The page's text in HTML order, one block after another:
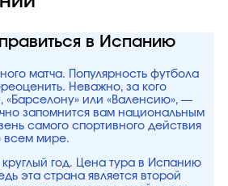
в Испанию
матча. Популярность футбола
Неважно, за кого
«Барселону» или «Валенсию», —
запомнится вам национальным
самого спортивного действия
всем мире.
год. Цена тура в Испанию
эта страна является второй